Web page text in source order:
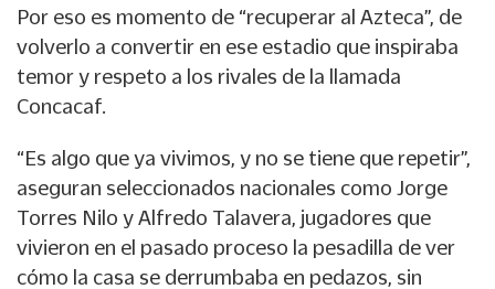
Por eso es momento de “recuperar al Azteca”, de
volverlo a convertir en ese estadio que inspiraba
temor y respeto a los rivales de la llamada
Concacaf.
“Es algo que ya vivimos, y no se tiene que repetir”,
aseguran seleccionados nacionales como Jorge
Torres Nilo y Alfredo Talavera, jugadores que
vivieron en el pasado proceso la pesadilla de ver
cómo la casa se derrumbaba en pedazos, sin